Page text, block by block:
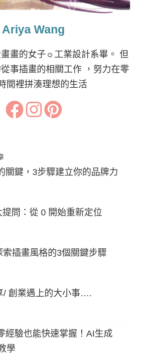
Ariya Wang
畫的女子☼工業設計系畢。 但
事插畫的相關工作 ，努力在零
間裡拼湊理想的生活
關鍵，3步驟建立你的品牌力
問：從 0 開始重新定位
插畫風格的3個關鍵步驟
/ 創業遇上的大小事….
經驗也能快速掌握！AI生成
學